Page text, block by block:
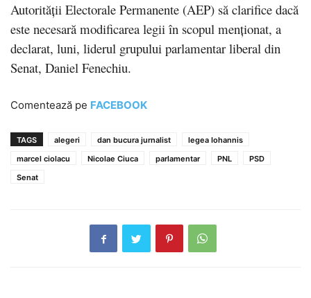
Autorităţii Electorale Permanente (AEP) să clarifice dacă
este necesară modificarea legii în scopul menţionat, a
declarat, luni, liderul grupului parlamentar liberal din
Senat, Daniel Fenechiu.
Comentează pe FACEBOOK
TAGS alegeri dan bucura jurnalist
legea Iohannis
marcel ciolacu
Nicolae Ciuca parlamentar PNL
PSD
Senat